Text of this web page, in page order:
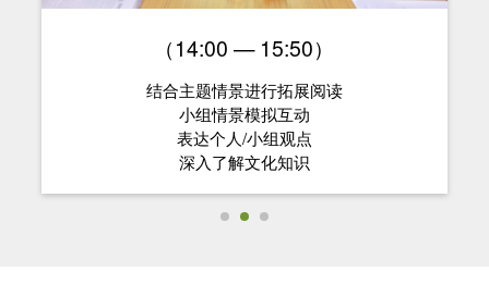
（14:00 — 15:50）
结合主题情景进行拓展阅读
小组情景模拟互动
表达个人/小组观点
深入了解文化知识